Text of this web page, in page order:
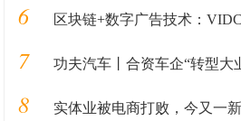
6 区块链+数字广告技术：
7 功夫汽车丨合资车企“转型大业”如何才能更高效
8 实体业被电商打败，今又一新型电商模